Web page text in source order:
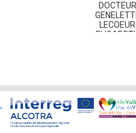
DOCTEUR
LECOEUR